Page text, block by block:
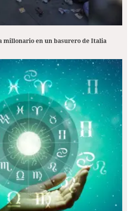
millonario en un basurero de Italia